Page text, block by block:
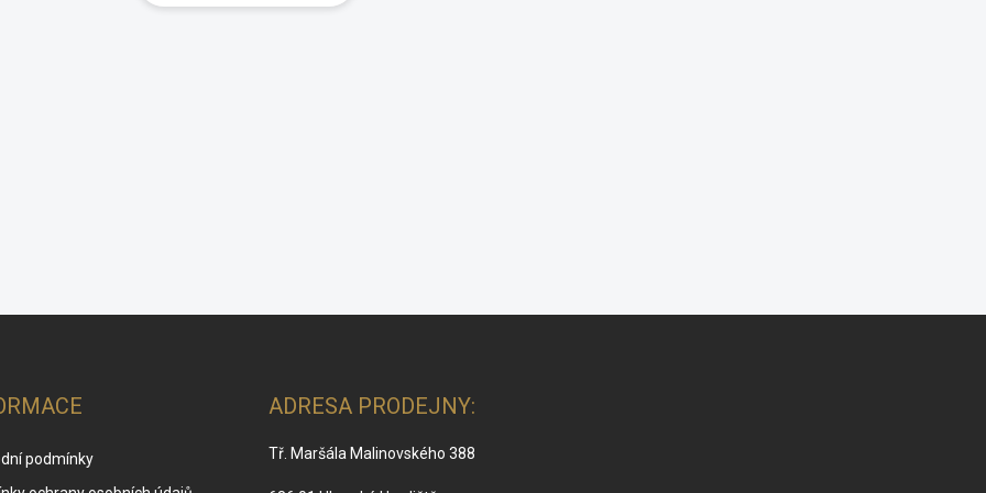
podmínky
ADRESA PRODEJNY:
Tř. Maršála Malinovského 388